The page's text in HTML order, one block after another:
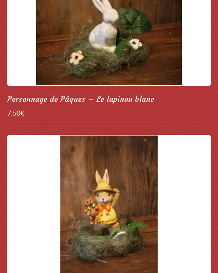
Personnage de Pâques – Le lapinou blanc
7.50€